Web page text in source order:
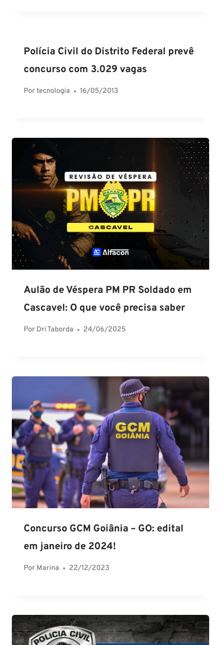
Polícia Civil do Distrito Federal prevê
concurso com 3.029 vagas
Portecnologia 16/05/2013
Aulão de Véspera PM PR Soldado em
Cascavel: O que você precisa saber
Por Dri Taborda 24/06/2025
Concurso GCM Goiânia – GO: edital
em janeiro de 2024!
Por Marina 22/12/2023